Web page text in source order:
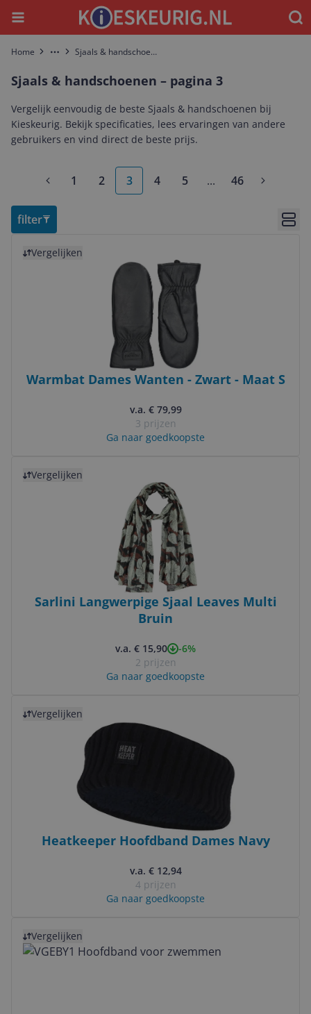
Menu
Home More Sjaals & handschoenen
Sjaals & handschoenen – pagina 3
Vergelijk eenvoudig de beste Sjaals & handschoenen bij
Kieskeurig. Bekijk specificaties, lees ervaringen van andere
gebruikers en vind direct de beste prijs.
1 2 3 4 5 ...More pages
46
filter
Vergelijken
Warmbat Dames Wanten - Zwart - Maat S
v.a. € 79,99
3 prijzen
Ga naar goedkoopste
Vergelijken
Sarlini Langwerpige Sjaal Leaves Multi
Bruin
v.a. € 15,90
-6%
2 prijzen
Ga naar goedkoopste
Vergelijken
Heatkeeper Hoofdband Dames Navy
v.a. € 12,94
4 prijzen
Ga naar goedkoopste
Vergelijken